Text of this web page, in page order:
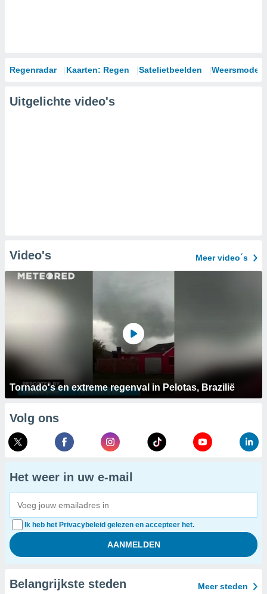
Regenradar Kaarten: Regen Satelietbeelden
Uitgelichte video's
Video's Meer video´s
Tornado's en extreme regenval in Pelotas, Brazilië
Volg ons
Het weer in uw e-mail
Ik heb het Privacybeleid gelezen en accepteer het.
Belangrijkste steden Meer steden